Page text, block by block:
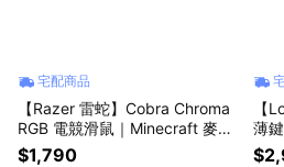
宅配商品
【Razer 雷蛇】Cobra Chroma
RGB 電競滑鼠｜Minecraft 麥塊
限定版
$1,790
【
薄